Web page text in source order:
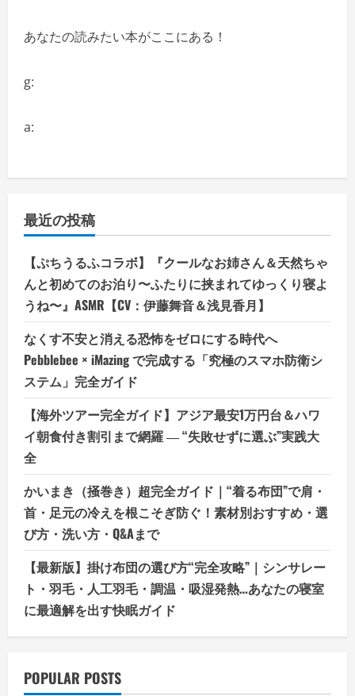
あなたの読みたい本がここにある！
g:
a:
最近の投稿
【ぷちうるふコラボ】『クールなお姉さん＆天然ちゃ
んと初めてのお泊り〜ふたりに挟まれてゆっくり寝よ
うね〜』ASMR【CV：伊藤舞音＆浅見香月】
なくす不安と消える恐怖をゼロにする時代へ
Pebblebee × iMazing で完成する「究極のスマホ防衛シ
ステム」完全ガイド
【海外ツアー完全ガイド】アジア最安1万円台＆ハワ
イ朝食付き割引まで網羅 ― “失敗せずに選ぶ”実践大
全
かいまき（掻巻き）超完全ガイド｜“着る布団”で肩・
首・足元の冷えを根こそぎ防ぐ！素材別おすすめ・選
び方・洗い方・Q&Aまで
【最新版】掛け布団の選び方“完全攻略”｜シンサレー
ト・羽毛・人工羽毛・調温・吸湿発熱…あなたの寝室
に最適解を出す快眠ガイド
POPULAR POSTS